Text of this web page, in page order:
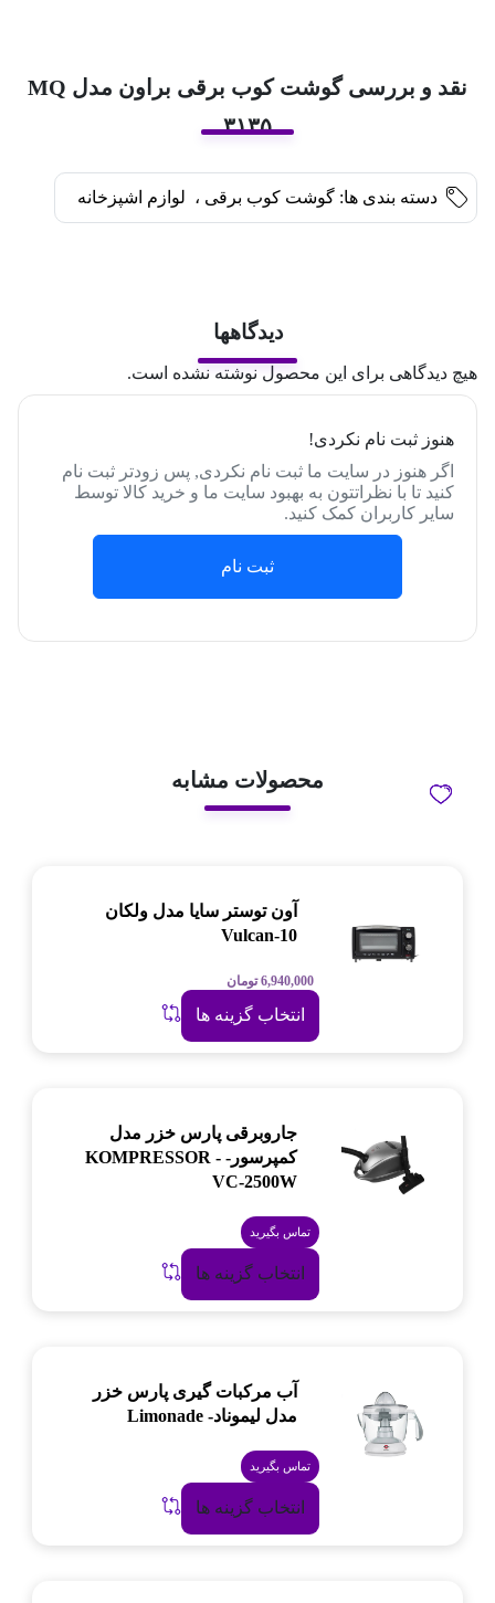
نقد و بررسی گوشت کوب برقی براون مدل MQ
۳۱۳۵
دسته بندی ها: گوشت کوب برقی ، لوازم اشپزخانه
دیدگاهها
هیچ دیدگاهی برای این محصول نوشته نشده است.
هنوز ثبت نام نکردی!
اگر هنوز در سایت ما ثبت نام نکردی, پس زودتر ثبت نام
کنید تا با نظراتتون به بهبود سایت ما و خرید کالا توسط
سایر کاربران کمک کنید.
ثبت نام
محصولات مشابه
آون توستر سایا مدل ولکان
Vulcan-10
6,940,000 تومان
انتخاب گزینه ها
جاروبرقی پارس خزر مدل
کمپرسور- KOMPRESSOR -
VC-2500W
تماس بگیرید
انتخاب گزینه ها
آب مرکبات گیری پارس خزر
مدل لیموناد- Limonade
تماس بگیرید
انتخاب گزینه ها